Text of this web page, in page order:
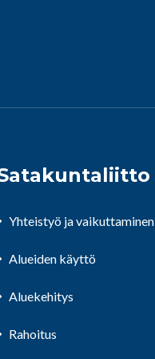
Yhteistyö ja vaikuttaminen
Alueiden käyttö
Aluekehitys
Rahoitus